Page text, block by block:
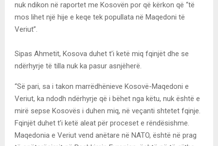
nuk ndikon në raportet me Kosovën por që kërkon që “të
mos lihet një hije e keqe tek popullata në Maqedoni të
Veriut”.
Sipas Ahmetit, Kosova duhet t’i ketë miq fqinjët dhe se
ndërhyrje të tilla nuk ka pasur asnjëherë.
“Së pari, sa i takon marrëdhënieve Kosovë-Maqedoni e
Veriut, ka ndodh ndërhyrje që i bëhet nga këtu, nuk është e
mirë sepse Kosovës i duhen miq, në veçanti shtetet fqinje.
Fqinjët duhet t’i ketë aleat për proceset e rëndësishme.
Maqedonia e Veriut vend anëtare në NATO, është në prag